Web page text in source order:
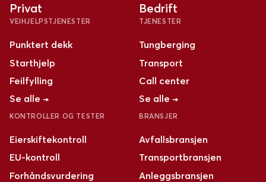
Privat
VEIHJELPSTJENESTER
Punktert dekk
Starthjelp
Feilfylling
Se alle →
KONTROLLER OG TESTER
Eierskiftekontroll
EU-kontroll
Forhåndsvurdering
Bedrift
TJENESTER
Tungberging
Transport
Call center
Se alle →
BRANSJER
Avfallsbransjen
Transportbransjen
Anleggsbransjen